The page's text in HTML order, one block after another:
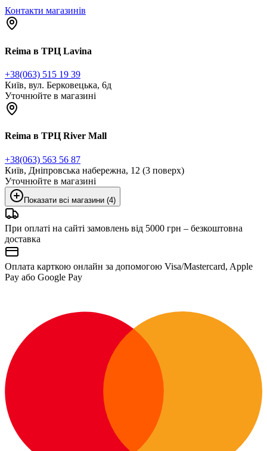
Контакти магазинів
Reima в ТРЦ Lavina
+38(063) 515 19 39
Київ, вул. Берковецька, 6д
Уточнюйте в магазині
Reima в ТРЦ River Mall
+38(063) 563 56 87
Київ, Дніпровська набережна, 12 (3 поверх)
Уточнюйте в магазині
Показати всі магазини (4)
При оплаті на сайті замовлень від 5000 грн – безкоштовна
доставка
Оплата карткою онлайн за допомогою Visa/Mastercard, Apple
Pay або Google Pay